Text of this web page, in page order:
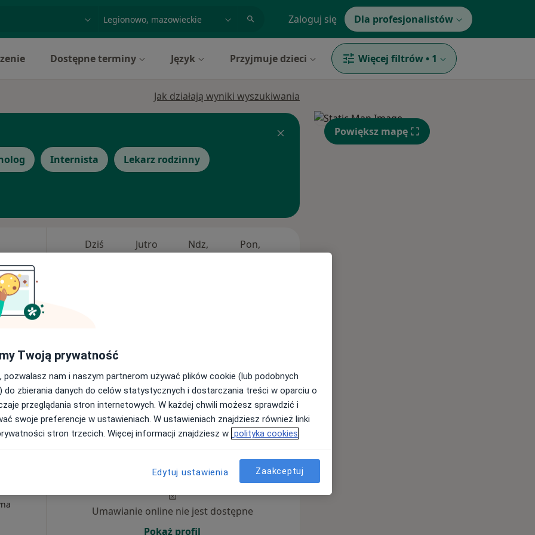
Zaloguj się Dla profesjonalistów
Dostępne terminy Język Przyjmuje dzieci Więcej filtrów • 1
Jak działają wyniki wyszukiwania
Internista Lekarz rodzinny
320 zł
Dziś Jutro Ndz, Pon,
8 Sie 9 Sie
Pon,
10 Sie
Wt,
11 Sie
Umawianie online nie jest dostępne
Pokaż profil
Powiększ mapę
Twoją prywatność
pozwalasz nam i naszym partnerom używać plików cookie (lub podobnych
do zbierania danych do celów statystycznych i dostarczania treści w oparciu o
przeglądania stron internetowych. W każdej chwili możesz sprawdzić i
swoje preferencje w ustawieniach. W ustawieniach znajdziesz również linki
stron trzecich. Więcej informacji znajdziesz w polityka cookies
Edytuj ustawienia Zaakceptuj